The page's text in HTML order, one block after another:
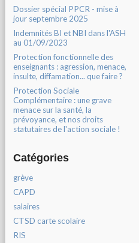
Dossier spécial PPCR - mise à
jour septembre 2025
Indemnités BI et NBI dans l'ASH
au 01/09/2023
Protection fonctionnelle des
enseignants : agression, menace,
insulte, diffamation... que faire ?
Protection Sociale
Complémentaire : une grave
menace sur la santé, la
prévoyance, et nos droits
statutaires de l'action sociale !
Catégories
grève
CAPD
salaires
CTSD carte scolaire
RIS